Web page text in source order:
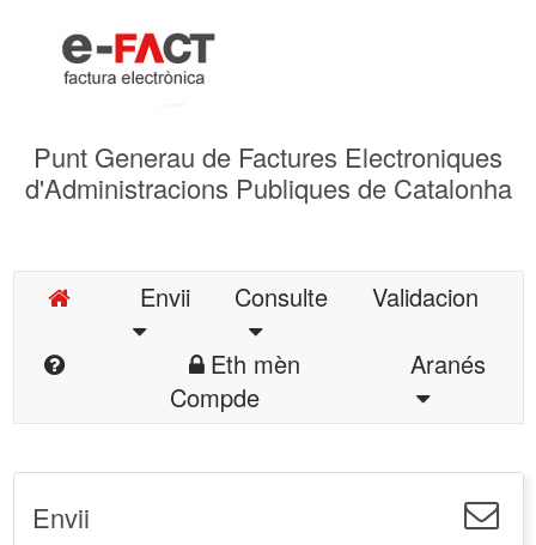
Punt Generau de Factures Electroniques
d'Administracions Publiques de Catalonha
Envii Consulte
Validacion
Eth mèn
Compde
Aranés
Envii